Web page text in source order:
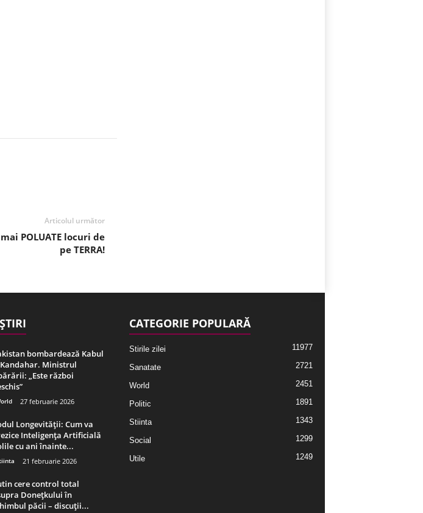
Articolul următor
POLUATE locuri de
pe TERRA!
bombardează Kabul
Ministrul
„Este război
27 februarie 2026
Longevității: Cum va
Inteligența Artificială
cu ani înainte...
21 februarie 2026
cere control total
Donețkului în
păcii – discuții...
CATEGORIE POPULARĂ
Stirile zilei 11977
Sanatate 2721
World 2451
Politic 1891
Stiinta 1343
Social 1299
Utile 1249